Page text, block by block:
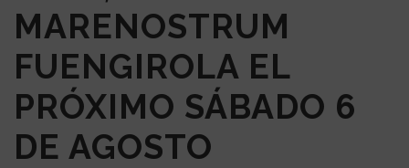
MARENOSTRUM
FUENGIROLA EL
PRÓXIMO SÁBADO 6
DE AGOSTO